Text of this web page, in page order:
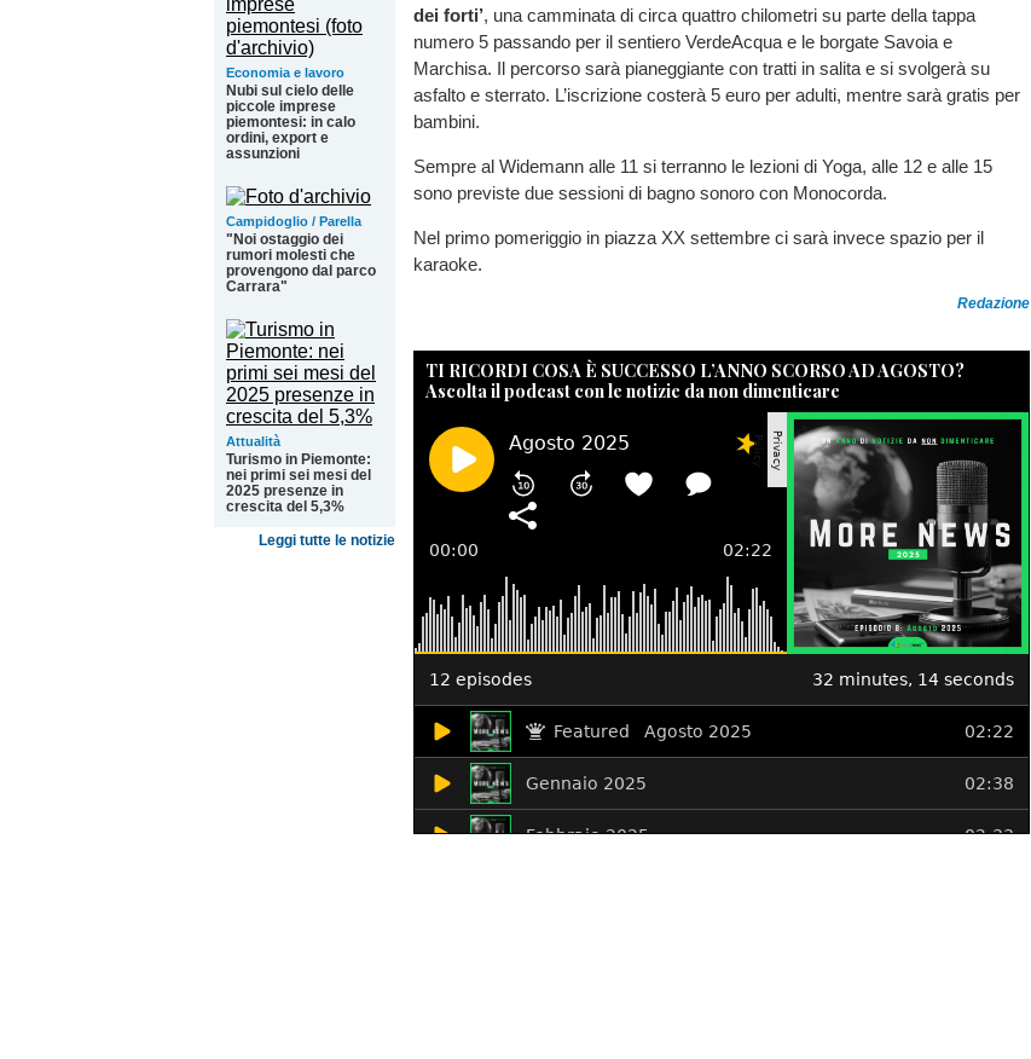
Economia e lavoro
Nubi sul cielo delle
piccole imprese
piemontesi: in calo
ordini, export e
assunzioni
Campidoglio / Parella
"Noi ostaggio dei
rumori molesti che
provengono dal parco
Carrara"
Attualità
Turismo in Piemonte:
nei primi sei mesi del
2025 presenze in
crescita del 5,3%
Leggi tutte le notizie
dei forti’, una camminata di circa quattro chilometri su parte della tappa
numero 5 passando per il sentiero VerdeAcqua e le borgate Savoia e
Marchisa. Il percorso sarà pianeggiante con tratti in salita e si svolgerà su
asfalto e sterrato. L’iscrizione costerà 5 euro per adulti, mentre sarà gratis per
bambini.
Sempre al Widemann alle 11 si terranno le lezioni di Yoga, alle 12 e alle 15
sono previste due sessioni di bagno sonoro con Monocorda.
Nel primo pomeriggio in piazza XX settembre ci sarà invece spazio per il
karaoke.
Redazione
TI RICORDI COSA È SUCCESSO L’ANNO SCORSO AD AGOSTO?
Ascolta il podcast con le notizie da non dimenticare